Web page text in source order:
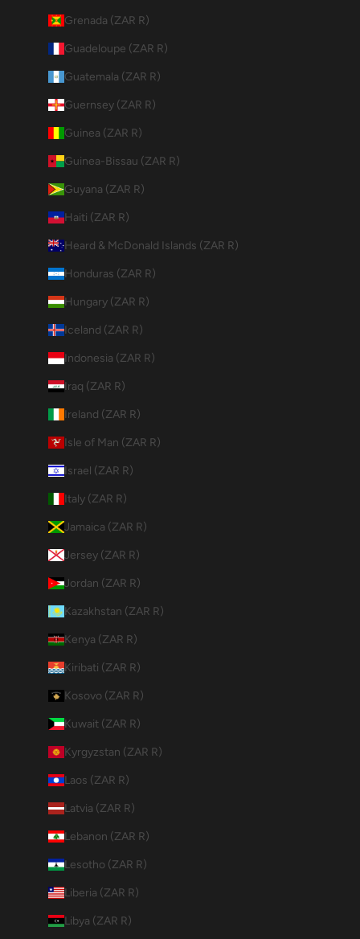
Grenada (ZAR R)
Guadeloupe (ZAR R)
Guatemala (ZAR R)
Guernsey (ZAR R)
Guinea (ZAR R)
Guinea-Bissau (ZAR R)
Guyana (ZAR R)
Haiti (ZAR R)
Heard & McDonald Islands (ZAR R)
Honduras (ZAR R)
Hungary (ZAR R)
Iceland (ZAR R)
Indonesia (ZAR R)
Iraq (ZAR R)
Ireland (ZAR R)
Isle of Man (ZAR R)
Israel (ZAR R)
Italy (ZAR R)
Jamaica (ZAR R)
Jersey (ZAR R)
Jordan (ZAR R)
Kazakhstan (ZAR R)
Kenya (ZAR R)
Kiribati (ZAR R)
Kosovo (ZAR R)
Kuwait (ZAR R)
Kyrgyzstan (ZAR R)
Laos (ZAR R)
Latvia (ZAR R)
Lebanon (ZAR R)
Lesotho (ZAR R)
Liberia (ZAR R)
Libya (ZAR R)